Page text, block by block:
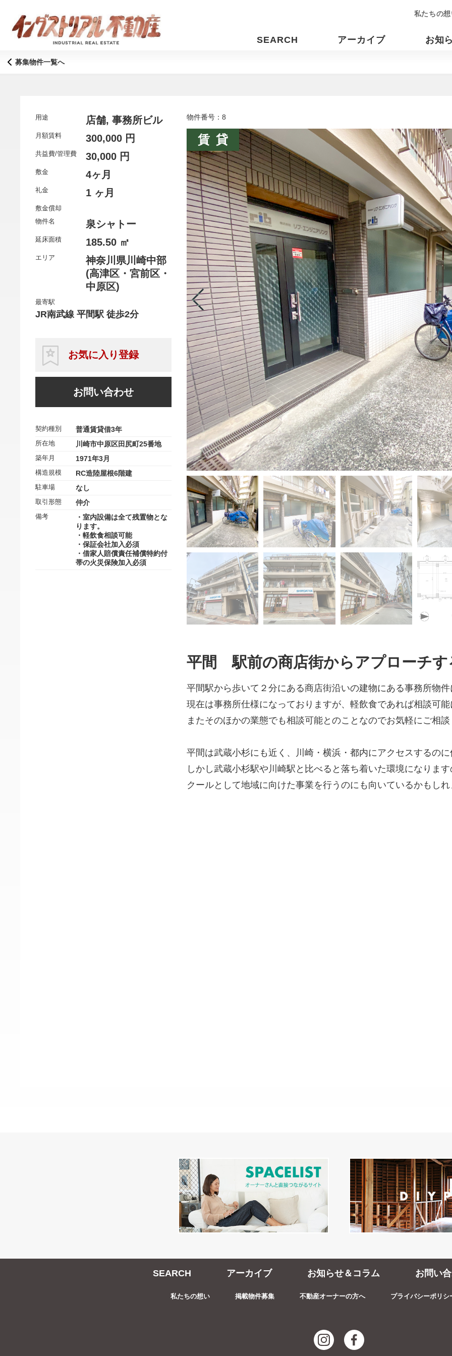
SEARCH アーカイブ お知
私たちの
募集物件一覧へ
物件番号：8
賃貸
平間 駅前の商店街からアプローチす
平間駅から歩いて２分にある商店街沿いの建物にある事務所物
現在は事務所仕様になっておりますが、軽飲食であれば相談可
またそのほかの業態でも相談可能とのことなのでお気軽にご相
平間は武蔵小杉にも近く、川崎・横浜・都内にアクセスするの
しかし武蔵小杉駅や川崎駅と比べると落ち着いた環境になりま
クールとして地域に向けた事業を行うのにも向いているかもし
用途 店舗, 事務所ビル
月額賃料 300,000 円
共益費/管理費 30,000 円
敷金 4ヶ月
礼金 1 ヶ月
敷金償却
物件名
泉シャトー
延床面積 185.50 ㎡
エリア
神奈川県川崎中部
(高津区・宮前区・
中原区)
最寄駅
JR南武線 平間駅 徒歩2分
お気に入り登録
お問い合わせ
契約種別 普通賃貸借3年
所在地 川崎市中原区田尻町25番地
築年月 1971年3月
構造規模 RC造陸屋根6階建
駐車場 なし
取引形態 仲介
備考
・室内設備は全て残置物とな
ります。
・軽飲食相談可能
・保証会社加入必須
・借家人賠償責任補償特約付
帯の火災保険加入必須
SEARCH アーカイブ お知らせ＆コラム お問い
私たちの想い 掲載物件募集 不動産オーナーの方へ プライバシーポリシ